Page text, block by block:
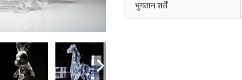
भुगतान शर्तें